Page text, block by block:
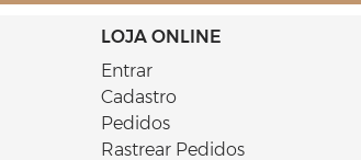
LOJA ONLINE
Entrar
Cadastro
Pedidos
Rastrear Pedidos